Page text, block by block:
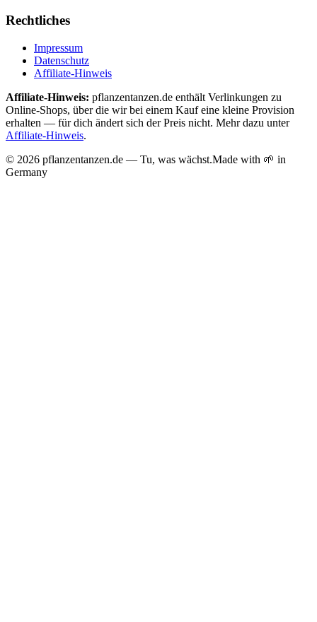
Rechtliches
Impressum
Datenschutz
Affiliate-Hinweis
Affiliate-Hinweis: pflanzentanzen.de enthält Verlinkungen zu
Online-Shops, über die wir bei einem Kauf eine kleine Provision
erhalten — für dich ändert sich der Preis nicht. Mehr dazu unter
Affiliate-Hinweis.
© 2026 pflanzentanzen.de — Tu, was wächst.Made with 🌱 in
Germany